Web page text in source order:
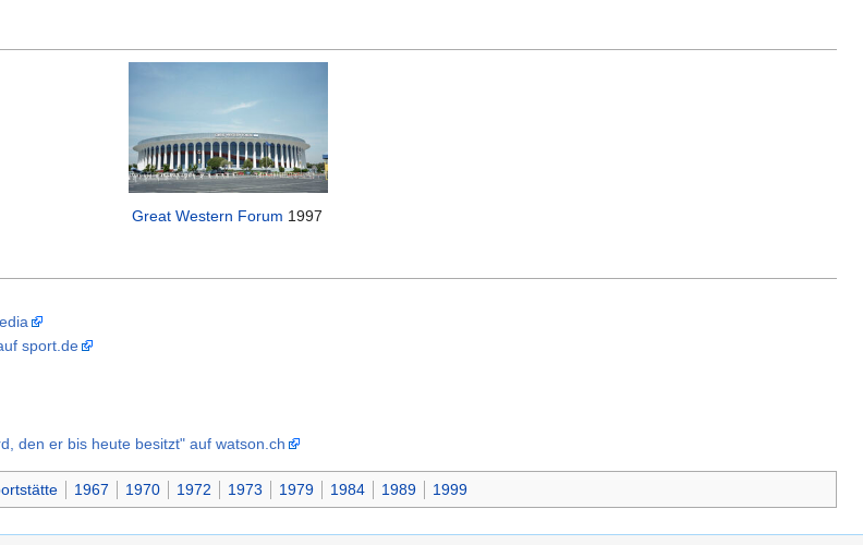
Great Western Forum 1997
sport.de
den er bis heute besitzt" auf watson.ch
1967 1970 1972 1973 1979 1984 1989 1999